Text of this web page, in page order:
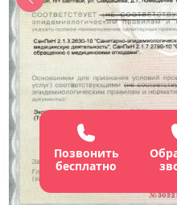
Позвонить
бесплатно